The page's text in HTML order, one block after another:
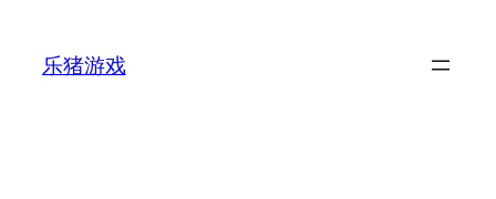
乐猪游戏